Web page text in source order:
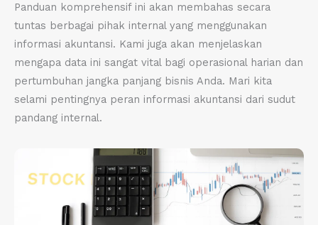
Panduan komprehensif ini akan membahas secara
tuntas berbagai pihak internal yang menggunakan
informasi akuntansi. Kami juga akan menjelaskan
mengapa data ini sangat vital bagi operasional harian dan
pertumbuhan jangka panjang bisnis Anda. Mari kita
selami pentingnya peran informasi akuntansi dari sudut
pandang internal.